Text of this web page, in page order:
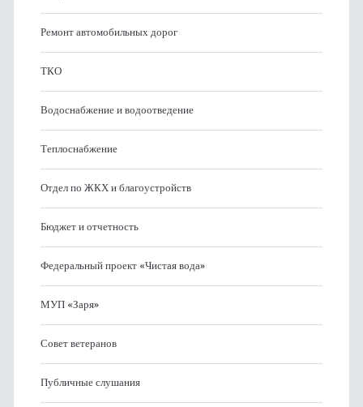
Ремонт автомобильных дорог
ТКО
Водоснабжение и водоотведение
Теплоснабжение
Отдел по ЖКХ и благоустройств
Бюджет и отчетность
Федеральный проект «Чистая вода»
МУП «Заря»
Совет ветеранов
Публичные слушания